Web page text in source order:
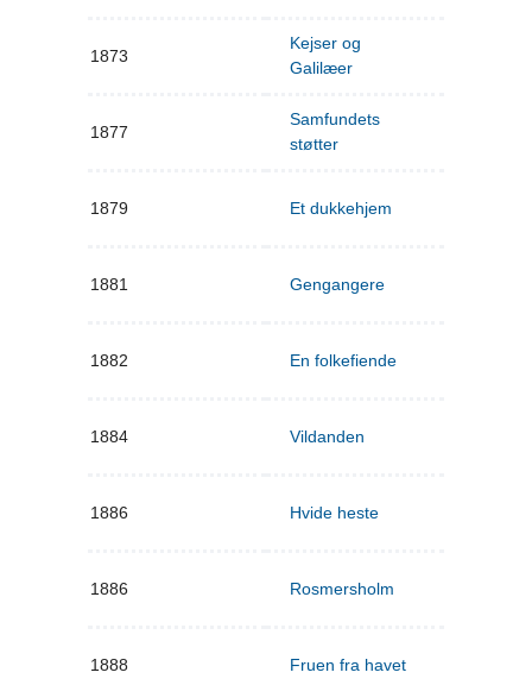
1873
Kejser og
Galilæer
1877
Samfundets
støtter
1879 Et dukkehjem
1881 Gengangere
1882 En folkefiende
1884 Vildanden
1886 Hvide heste
1886 Rosmersholm
1888 Fruen fra havet